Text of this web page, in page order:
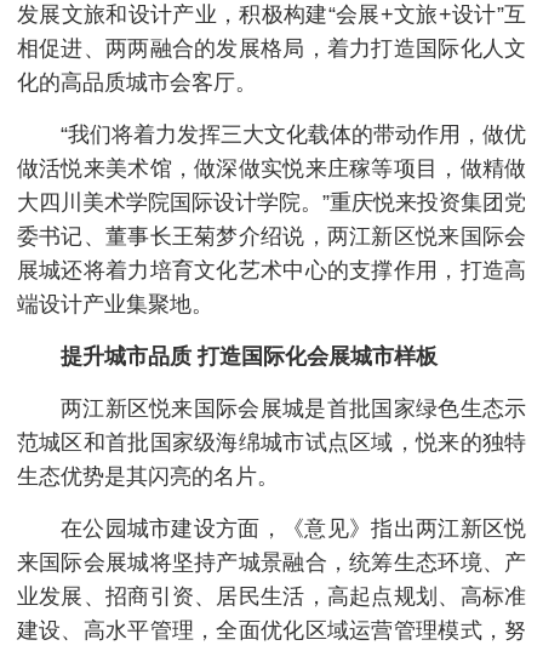
发展文旅和设计产业，积极构建“会展+文旅+设计”互
相促进、两两融合的发展格局，着力打造国际化人文
化的高品质城市会客厅。
“我们将着力发挥三大文化载体的带动作用，做优
做活悦来美术馆，做深做实悦来庄稼等项目，做精做
大四川美术学院国际设计学院。”重庆悦来投资集团党
委书记、董事长王菊梦介绍说，两江新区悦来国际会
展城还将着力培育文化艺术中心的支撑作用，打造高
端设计产业集聚地。
提升城市品质 打造国际化会展城市样板
两江新区悦来国际会展城是首批国家绿色生态示
范城区和首批国家级海绵城市试点区域，悦来的独特
生态优势是其闪亮的名片。
在公园城市建设方面，《意见》指出两江新区悦
来国际会展城将坚持产城景融合，统筹生态环境、产
业发展、招商引资、居民生活，高起点规划、高标准
建设、高水平管理，全面优化区域运营管理模式，努